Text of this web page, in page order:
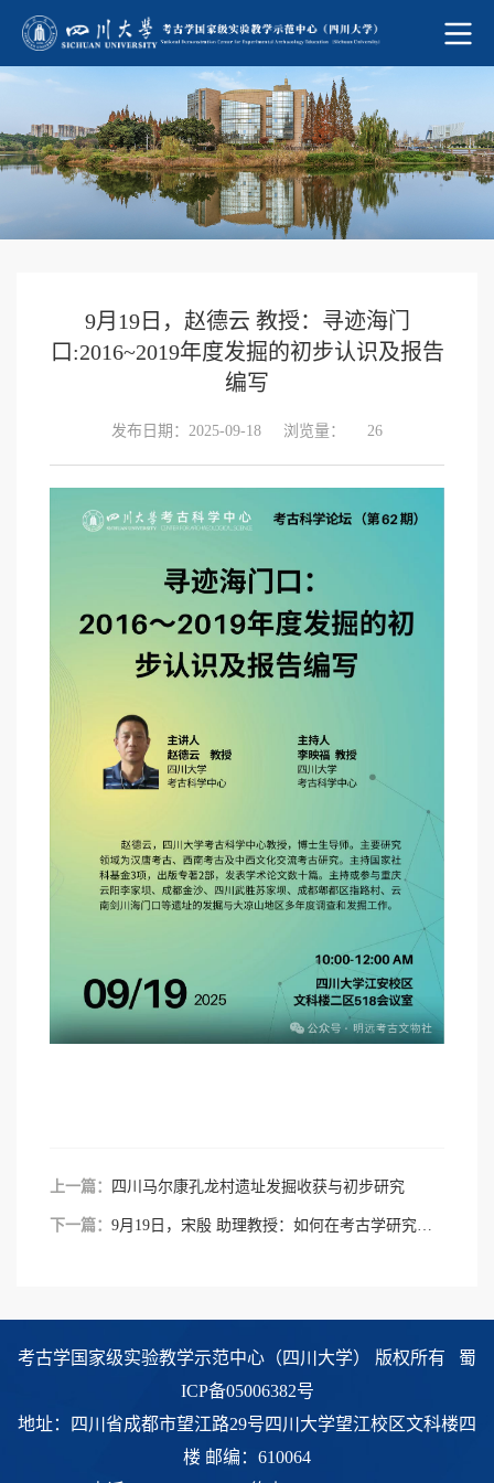
9月19日，赵德云 教授：寻迹海门
口:2016~2019年度发掘的初步认识及报告
编写
发布日期：2025-09-18 浏览量： 26
上一篇： 四川⻢尔康孔⻰村遗址发掘收获与初步研究
下一篇： 9月19日，宋殷 助理教授：如何在考古学研究中使用碳十四测年数据
考古学国家级实验教学示范中心（四川大学） 版权所有
蜀
ICP备05006382号
地址：四川省成都市望江路29号四川大学望江校区文科楼四
楼 邮编：610064